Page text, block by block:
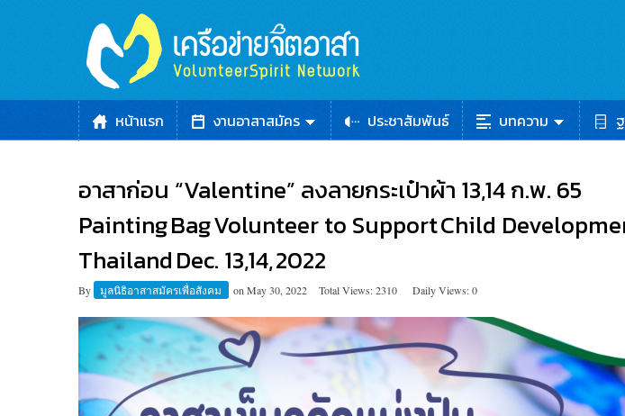
หน้าแรก งานอาสาสมัคร ประชาสัมพันธ์ บทความ
อาสาก่อน “Valentine” ลงลายกระเป๋าผ้า 13,14 ก.พ. 65
Painting Bag Volunteer to Support Child
Thailand Dec. 13,14, 2022
By มูลนิธิอาสาสมัครเพื่อสังคม on May 30, 2022 Total Views: 2310 Daily Views: 0